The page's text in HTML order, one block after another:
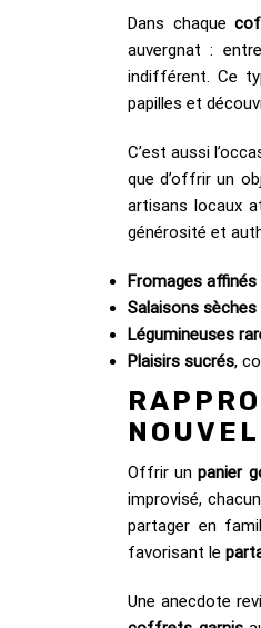
Dans chaque
auvergnat :
indifférent. Ce
papilles et
C’est aussi
que d’offrir un
artisans locaux
générosité et
Fromages affinés
Salaisons sèches
Légumineuses
Plaisirs sucrés,
Offrir unpanier
improvisé,
partager en
favorisant le
Une anecdote